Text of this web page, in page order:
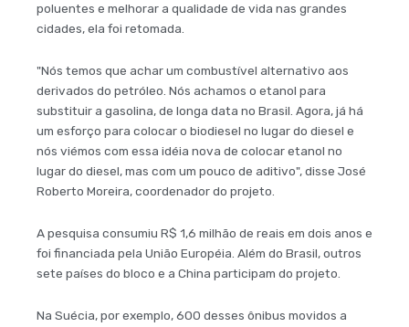
poluentes e melhorar a qualidade de vida nas grandes
cidades, ela foi retomada.
"Nós temos que achar um combustível alternativo aos
derivados do petróleo. Nós achamos o etanol para
substituir a gasolina, de longa data no Brasil. Agora, já há
um esforço para colocar o biodiesel no lugar do diesel e
nós viémos com essa idéia nova de colocar etanol no
lugar do diesel, mas com um pouco de aditivo", disse José
Roberto Moreira, coordenador do projeto.
A pesquisa consumiu R$ 1,6 milhão de reais em dois anos e
foi financiada pela União Européia. Além do Brasil, outros
sete países do bloco e a China participam do projeto.
Na Suécia, por exemplo, 600 desses ônibus movidos a